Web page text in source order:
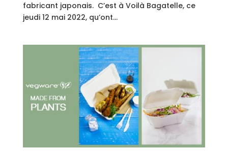
fabricant japonais. C’est à Voilà Bagatelle, ce
jeudi 12 mai 2022, qu’ont...